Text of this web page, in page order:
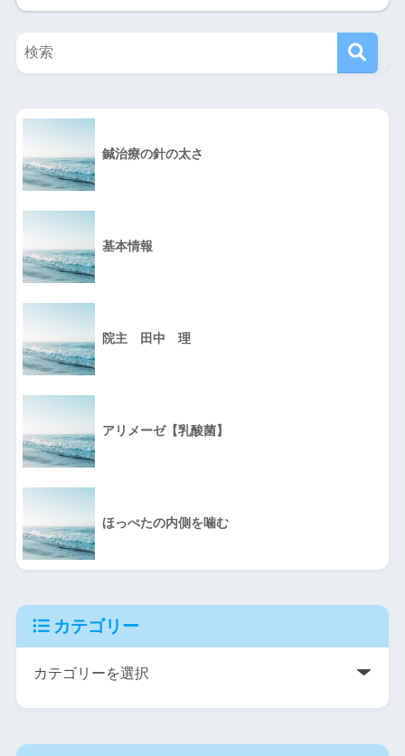
鍼治療の針の太さ
基本情報
院主 田中 理
アリメーゼ【乳酸菌】
ほっぺたの内側を噛む
カテゴリー